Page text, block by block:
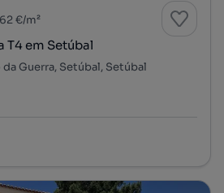
€/m²
T4 em Setúbal
Guerra, Setúbal, Setúbal